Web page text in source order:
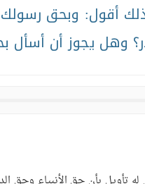
أقول: وبحق
وهل يجوز أن أسأل